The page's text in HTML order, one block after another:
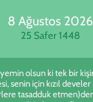
8 Ağustos 2026
25 Safer 1448
olsun ki tek bir
senin için kızıl
tasadduk etmen)den